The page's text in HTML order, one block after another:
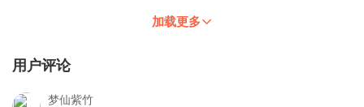
加载更多
用户评论
梦仙紫竹